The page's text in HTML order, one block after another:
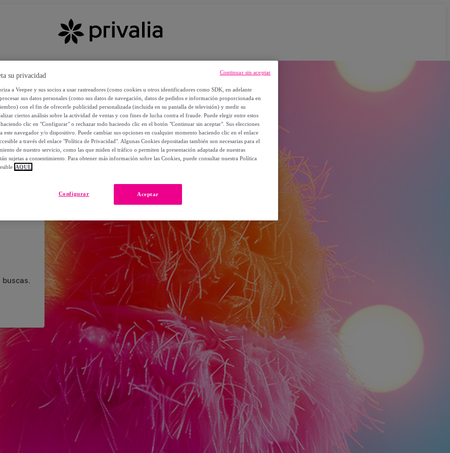
su privacidad
a Veepee y sus socios a usar rastreadores (como cookies u otros identificadores como SDK, en adelante
sus datos personales (como sus datos de navegación, datos de pedidos e información proporcionada en
con el fin de ofrecerle publicidad personalizada (incluida en su pantalla de televisión) y medir su
ciertos análisis sobre la actividad de ventas y con fines de lucha contra el fraude. Puede elegir entre estos
haciendo clic en "Configurar" o rechazar todo haciendo clic en el botón "Continuar sin aceptar". Sus elecciones
este navegador y/o dispositivo. Puede cambiar sus opciones en cualquier momento haciendo clic en el enlace
a través del enlace "Política de Privacidad". Algunas Cookies depositadas también son necesarias para el
de nuestro servicio, como las que miden el tráfico o permiten la presentación adaptada de nuestras
sujetas a consentimiento. Para obtener más información sobre las Cookies, puede consultar nuestra Política
AQUÍ.
Aceptar
Configurar
Continuar sin aceptar